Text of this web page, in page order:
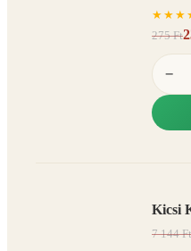
★ ★ ★
275 Ft
−
Kicsi
7 144 Ft